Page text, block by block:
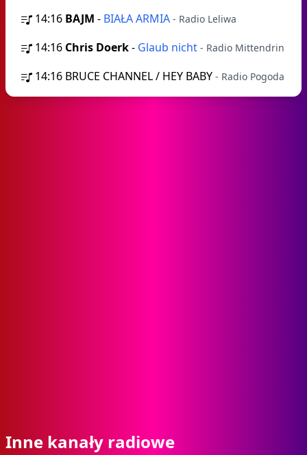
14:16 BAJM - BIAŁA ARMIA - Radio Leliwa
14:16 Chris Doerk- Glaub nicht - Radio Mittendrin
14:16 BRUCE CHANNEL / HEY BABY - Radio Pogoda
Inne kanały radiowe